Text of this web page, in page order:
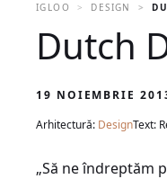
IGLOO DESIGN
Dutch
19 NOIEMBRIE
Arhitectură: DesignText:
„Să ne îndreptăm